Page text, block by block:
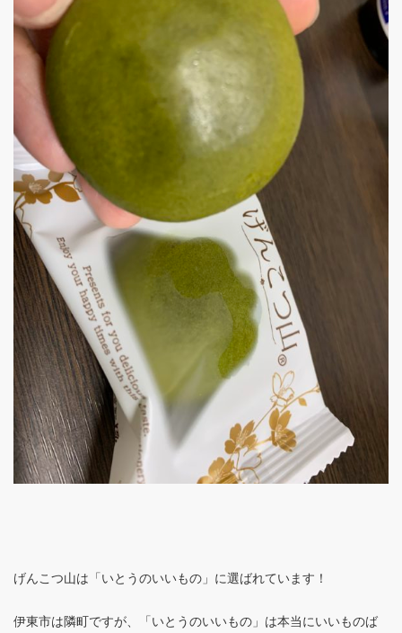
げんこつ山は「いとうのいいもの」に選ばれています！
伊東市は隣町ですが、「いとうのいいもの」は本当にいいものば